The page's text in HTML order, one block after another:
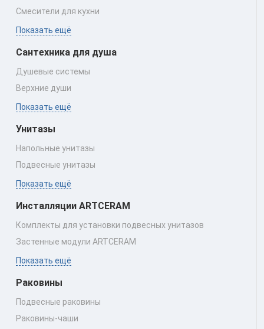
Смесители для кухни
Показать ещё
Сантехника для душа
Душевые системы
Верхние души
Показать ещё
Унитазы
Напольные унитазы
Подвесные унитазы
Показать ещё
Инсталляции ARTCERAM
Комплекты для установки подвесных унитазов
Застенные модули ARTCERAM
Показать ещё
Раковины
Подвесные раковины
Раковины‑чаши